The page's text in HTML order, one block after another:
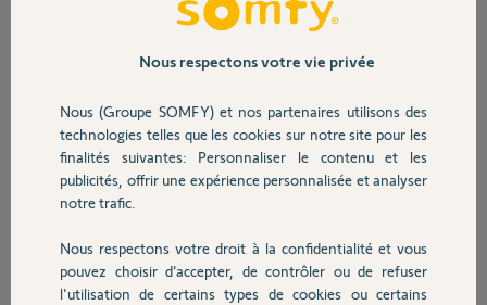
Sécurité
Domotique
Chauffage
garage ne fonctionne
pas. La centrale se met
au rouge des ke
branchement de la prise.
barre oalpeusr mais
toujours le même
problème. Ci-joint
photos de mon système
Cordialement
Merci,
Nous respectons votre vie privée
Nous (Groupe SOMFY) et nos partenaires utilisons des
technologies telles que les cookies sur notre site pour les
finalités suivantes: Personnaliser le contenu et les
publicités, offrir une expérience personnalisée et analyser
notre trafic.
Nous respectons votre droit à la confidentialité et vous
pouvez choisir d’accepter, de contrôler ou de refuser
l'utilisation de certains types de cookies ou certains